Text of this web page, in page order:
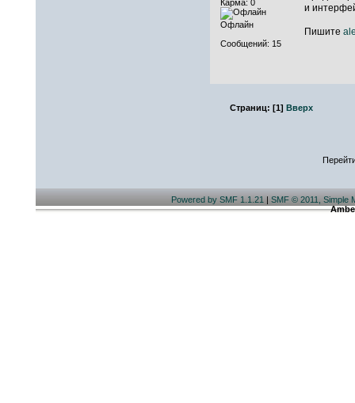
Карма: 0
Офлайн
Сообщений: 15
и
Пишите
Страниц: [1] Вверх
Powered by SMF 1.1.21 | SMF © 2011, Simple